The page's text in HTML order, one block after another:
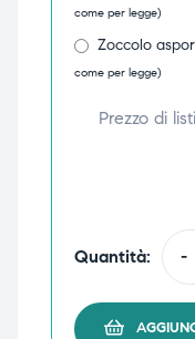
come per legge)
Zoccolo
come per legge)
Prezzo di
Quantità: -